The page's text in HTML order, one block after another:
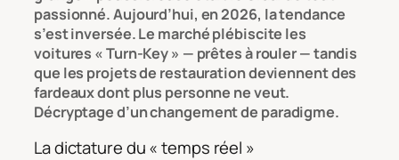
passionné. Aujourd’hui, en 2026, la tendance
s’est inversée. Le marché plébiscite les
voitures « Turn-Key » — prêtes à rouler — tandis
que les projets de restauration deviennent des
fardeaux dont plus personne ne veut.
Décryptage d’un changement de paradigme.
La dictature du « temps réel »